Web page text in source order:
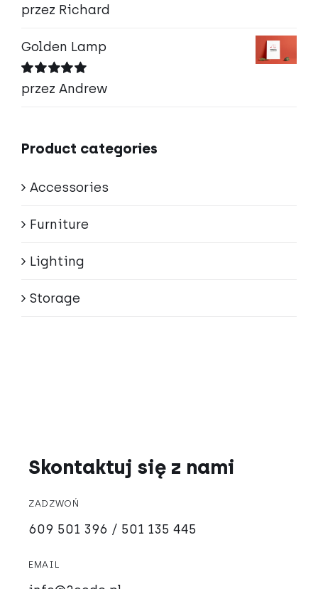
Oceniono5
na 5
przez Richard
Golden Lamp
Oceniono5
na 5
przez Andrew
Product categories
Accessories
Furniture
Lighting
Storage
Skontaktuj się z nami
ZADZWOŃ
609 501 396 / 501 135 445
EMAIL